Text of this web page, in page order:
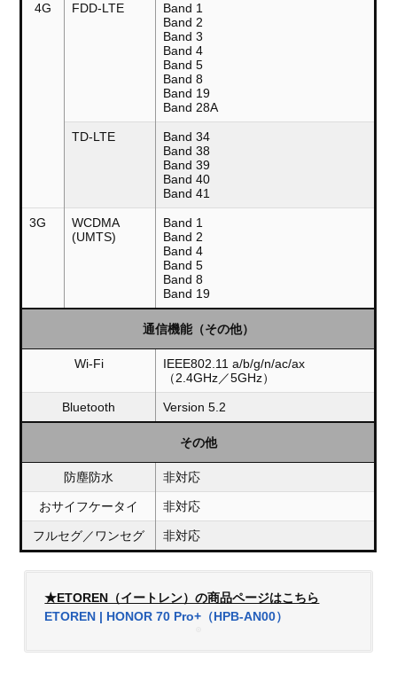
4G FDD-LTE
Band 1
Band 2
Band 3
Band 4
Band 5
Band 8
Band 19
Band 28A
TD-LTE
Band 34
Band 38
Band 39
Band 40
Band 41
3G
WCDMA
(UMTS)
Band 1
Band 2
Band 4
Band 5
Band 8
Band 19
通信機能（その他）
Wi-Fi
IEEE802.11 a/b/g/n/ac/ax
（2.4GHz／5GHz）
Bluetooth Version 5.2
その他
防塵防水 非対応
おサイフケータイ 非対応
フルセグ／ワンセグ 非対応
★ETOREN（イートレン）の商品ページはこちら
ETOREN | HONOR 70 Pro+（HPB-AN00）